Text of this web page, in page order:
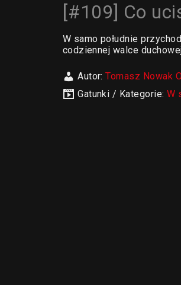
[#109] Co
W samo południe
codziennej walce
Autor:Tomasz Nowak
Gatunki / Kategorie:W